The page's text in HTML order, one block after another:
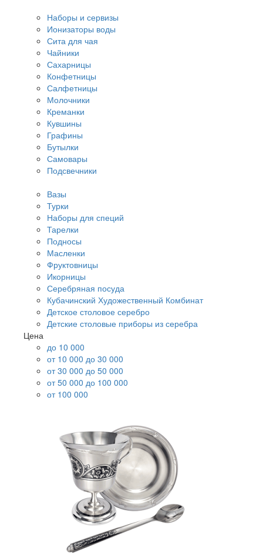
Наборы и сервизы
Ионизаторы воды
Сита для чая
Чайники
Сахарницы
Конфетницы
Салфетницы
Молочники
Креманки
Кувшины
Графины
Бутылки
Самовары
Подсвечники
Вазы
Турки
Наборы для специй
Тарелки
Подносы
Масленки
Фруктовницы
Икорницы
Серебряная посуда
Кубачинский Художественный Комбинат
Детское столовое серебро
Детские столовые приборы из серебра
Цена
до 10 000
от 10 000 до 30 000
от 30 000 до 50 000
от 50 000 до 100 000
от 100 000